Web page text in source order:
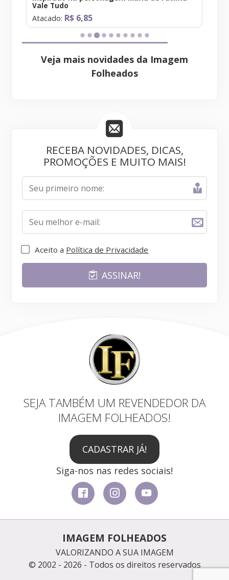
Vale Tudo
Atacado: R$ 6,85
Veja mais novidades da Imagem
Folheados
RECEBA NOVIDADES, DICAS,
PROMOÇÕES E MUITO MAIS!
Aceito a Política de Privacidade
ASSINAR!
SEJA TAMBÉM UM REVENDEDOR DA
IMAGEM FOLHEADOS!
CADASTRAR JÁ!
Siga-nos nas redes sociais!
IMAGEM FOLHEADOS
VALORIZANDO A SUA IMAGEM
© 2002 - 2026 - Todos os direitos reservados